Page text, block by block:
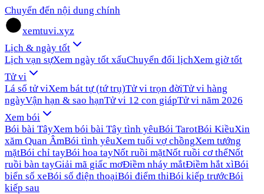
Chuyển đến nội dung chính
xemtuvi.xyz
Lịch & ngày tốt
Lịch vạn sựXem ngày tốt xấuChuyển đổi lịchXem giờ tốt
Tử vi
Lá số tử viXem bát tự (tứ trụ)Tử vi trọn đờiTử vi hàng
ngàyVận hạn & sao hạnTử vi 12 con giápTử vi năm 2026
Xem bói
Bói bài TâyXem bói bài Tây tình yêuBói TarotBói KiềuXin
xăm Quan ÂmBói tình yêuXem tuổi vợ chồngXem tướng
mặtBói chỉ tayBói hoa tayNốt ruồi mặtNốt ruồi cơ thểNốt
ruồi bàn tayGiải mã giấc mơĐiềm nháy mắtĐiềm hắt xìBói
biển số xeBói số điện thoạiBói điểm thiBói kiếp trướcBói
kiếp sau